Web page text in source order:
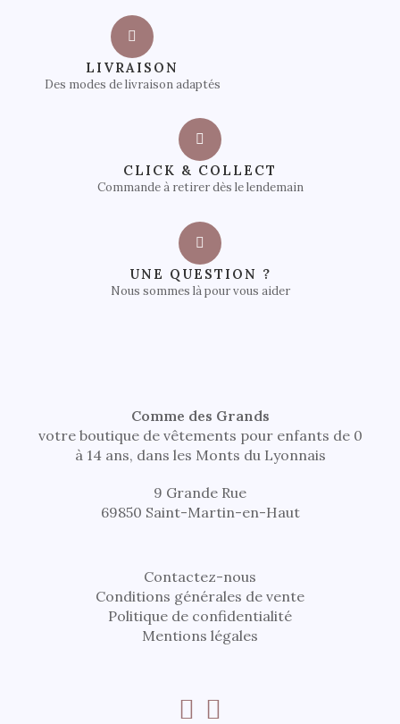
LIVRAISON
Des modes de livraison adaptés
CLICK & COLLECT
Commande à retirer dès le lendemain
UNE QUESTION ?
Nous sommes là pour vous aider
Comme des Grands
votre boutique de vêtements pour enfants de 0
à 14 ans, dans les Monts du Lyonnais
9 Grande Rue
69850 Saint-Martin-en-Haut
Contactez-nous
Conditions générales de vente
Politique de confidentialité
Mentions légales